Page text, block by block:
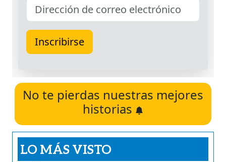
No te pierdas nuestras mejores
historias
LO MÁS VISTO